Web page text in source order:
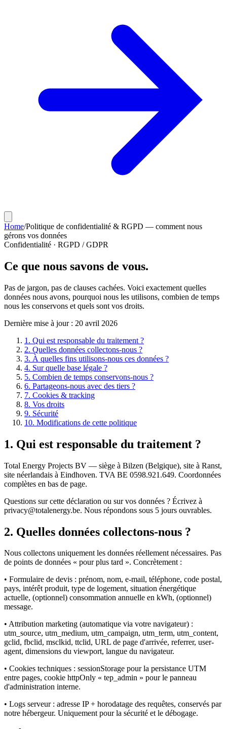
Home/Politique de confidentialité & RGPD — comment nous
gérons vos données
Confidentialité · RGPD / GDPR
Ce que nous savons de vous.
Pas de jargon, pas de clauses cachées. Voici exactement quelles
données nous avons, pourquoi nous les utilisons, combien de temps
nous les conservons et quels sont vos droits.
Dernière mise à jour : 20 avril 2026
1. Qui est responsable du traitement ?
2. Quelles données collectons-nous ?
3. À quelles fins utilisons-nous ces données ?
4. Sur quelle base légale ?
5. Combien de temps conservons-nous ?
6. Partageons-nous avec des tiers ?
7. Cookies & tracking
8. Vos droits
9. Sécurité
10. Modifications de cette politique
1. Qui est responsable du traitement ?
Total Energy Projects BV — siège à Bilzen (Belgique), site à Ranst,
site néerlandais à Eindhoven. TVA BE 0598.921.649. Coordonnées
complètes en bas de page.
Questions sur cette déclaration ou sur vos données ? Écrivez à
privacy@totalenergy.be. Nous répondons sous 5 jours ouvrables.
2. Quelles données collectons-nous ?
Nous collectons uniquement les données réellement nécessaires. Pas
de points de données « pour plus tard ». Concrètement :
• Formulaire de devis : prénom, nom, e-mail, téléphone, code postal,
pays, intérêt produit, type de logement, situation énergétique
actuelle, (optionnel) consommation annuelle en kWh, (optionnel)
message.
• Attribution marketing (automatique via votre navigateur) :
utm_source, utm_medium, utm_campaign, utm_term, utm_content,
gclid, fbclid, msclkid, ttclid, URL de page d'arrivée, referrer, user-
agent, dimensions du viewport, langue du navigateur.
• Cookies techniques : sessionStorage pour la persistance UTM
entre pages, cookie httpOnly « tep_admin » pour le panneau
d'administration interne.
• Logs serveur : adresse IP + horodatage des requêtes, conservés par
notre hébergeur. Uniquement pour la sécurité et le débogage.